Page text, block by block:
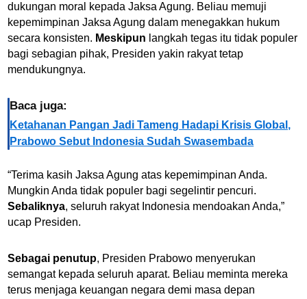
dukungan moral kepada Jaksa Agung. Beliau memuji
kepemimpinan Jaksa Agung dalam menegakkan hukum
secara konsisten. Meskipun langkah tegas itu tidak populer
bagi sebagian pihak, Presiden yakin rakyat tetap
mendukungnya.
Baca juga:
Ketahanan Pangan Jadi Tameng Hadapi Krisis Global,
Prabowo Sebut Indonesia Sudah Swasembada
“Terima kasih Jaksa Agung atas kepemimpinan Anda.
Mungkin Anda tidak populer bagi segelintir pencuri.
Sebaliknya, seluruh rakyat Indonesia mendoakan Anda,”
ucap Presiden.
Sebagai penutup, Presiden Prabowo menyerukan
semangat kepada seluruh aparat. Beliau meminta mereka
terus menjaga keuangan negara demi masa depan